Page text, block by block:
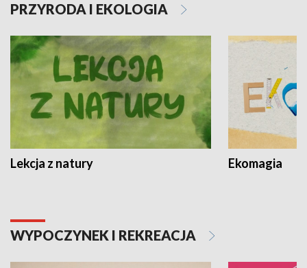
PRZYRODA I EKOLOGIA
Lekcja z natury Ekomagia
WYPOCZYNEK I REKREACJA